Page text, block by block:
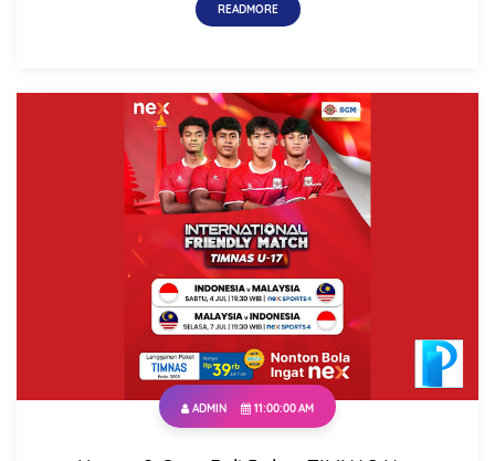
READMORE
ADMIN 11:00:00 AM